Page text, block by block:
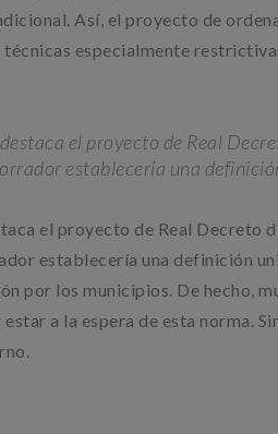
Así, el proyecto de
especialmente
el proyecto de Real
establecería una
el proyecto de Real Decreto
establecería una definición
por los municipios. De hecho,
a la espera de esta norma.